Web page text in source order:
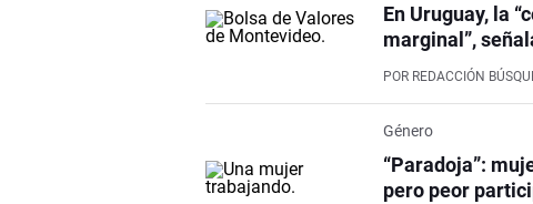
En Uruguay, la
marginal”,
POR REDACCIÓN
Género
“Paradoja”:
pero peor